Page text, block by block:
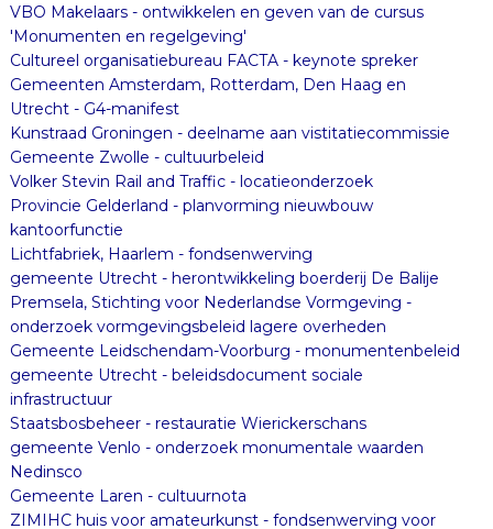
VBO Makelaars - ontwikkelen en geven van de cursus
'Monumenten en regelgeving'
Cultureel organisatiebureau FACTA - keynote spreker
Gemeenten Amsterdam, Rotterdam, Den Haag en
Utrecht - G4-manifest
Kunstraad Groningen - deelname aan vistitatiecommissie
Gemeente Zwolle - cultuurbeleid
Volker Stevin Rail and Traffic - locatieonderzoek
Provincie Gelderland - planvorming nieuwbouw
kantoorfunctie
Lichtfabriek, Haarlem - fondsenwerving
gemeente Utrecht - herontwikkeling boerderij De Balije
Premsela, Stichting voor Nederlandse Vormgeving -
onderzoek vormgevingsbeleid lagere overheden
Gemeente Leidschendam-Voorburg - monumentenbeleid
gemeente Utrecht - beleidsdocument sociale
infrastructuur
Staatsbosbeheer - restauratie Wierickerschans
gemeente Venlo - onderzoek monumentale waarden
Nedinsco
Gemeente Laren - cultuurnota
ZIMIHC huis voor amateurkunst - fondsenwerving voor